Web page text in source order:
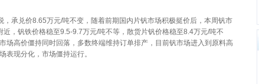
，承兑价8.65万元/吨不变，随着前期国内片钒市场积极挺价后，本周钒市
，钒铁价格稳至9.5-9.7万元/吨不等，散货片钒价格稳至8.4万元/吨不
场高价僵持同时回落，多数终端维持订单排产，目前钒市场进入到原料高
表现分化，市场僵持运行。